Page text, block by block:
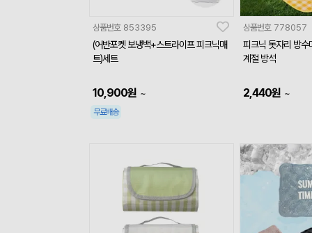
상품번호 853395
(어반포켓 보냉백+스트라이프 피크닉매
트)세트
10,900원 ~
무료배송
상품번호 778057
피크닉 돗자리 방수
계절 방석
2,440원 ~